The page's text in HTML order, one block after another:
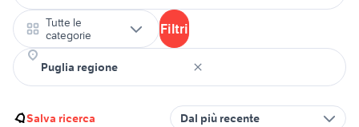
Tutte le
categorie
Filtri
Salva ricerca Dal più recente